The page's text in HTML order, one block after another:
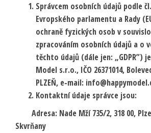
Správcem osobních údajů podle
Evropského parlamentu a Rady
ochraně fyzických osob v
zpracováním osobních údajů a o
těchto údajů (dále jen: „GDPR”)
Model s.r.o., IČO 26371014,
PLZEŇ, e-mail:
Kontaktní údaje správce jsou:
Adresa: Nade Mží 735/2, 318 00,
Skvrňany